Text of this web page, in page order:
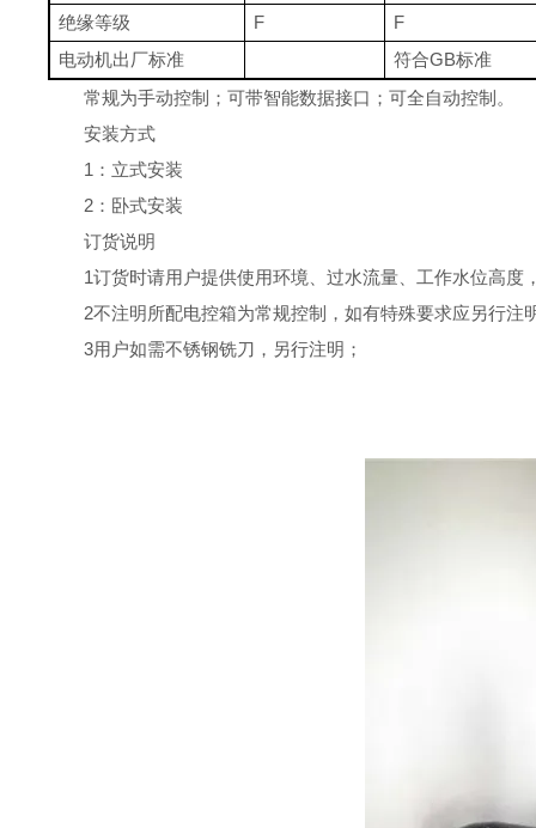
绝缘等级
F
F
电动机出厂标准
符合GB标准
常规为手动控制；可带智能数据接口；可全自动控制。
安装方式
1：立式安装
2：卧式安装
订货说明
1订货时请用户提供使用环境、过水流量、工作水位高度
2不注明所配电控箱为常规控制，如有特殊要求应另行注
3用户如需不锈钢铣刀，另行注明；